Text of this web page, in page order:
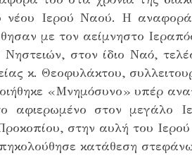
νέου Ιερού Ναού. Η
με τον αείμνηστο
στον ίδιο Ναό,
κ. Θεοφυλάκτου,
«Μνημόσυνο» υπέρ
αφιερωμένο στον μεγάλο
στην αυλή του
κατάθεση